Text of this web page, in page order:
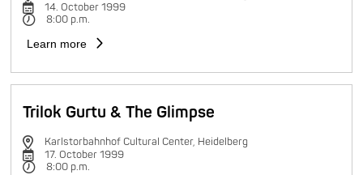
14. October 1999
8:00 p.m.
Learn more
Trilok Gurtu & The Glimpse
Karlstorbahnhof Cultural Center, Heidelberg
17. October 1999
8:00 p.m.